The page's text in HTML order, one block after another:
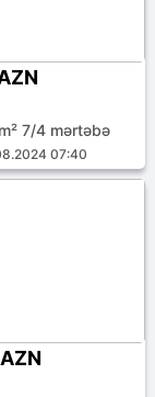
7/4 mərtəbə
07:40